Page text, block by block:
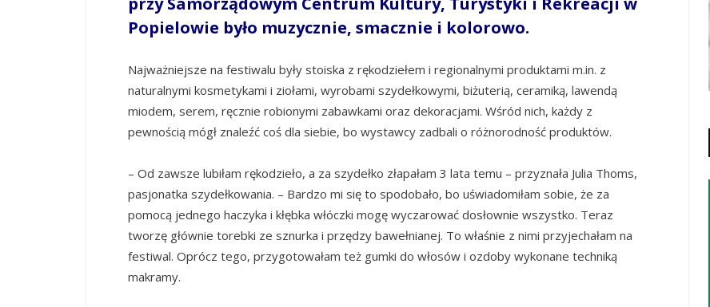
Popielowie było muzycznie, smacznie i kolorowo.
Najważniejsze na festiwalu były stoiska z rękodziełem i regionalnymi produktami m.in. z
naturalnymi kosmetykami i ziołami, wyrobami szydełkowymi, biżuterią, ceramiką, lawendą
miodem, serem, ręcznie robionymi zabawkami oraz dekoracjami. Wśród nich, każdy z
pewnością mógł znaleźć coś dla siebie, bo wystawcy zadbali o różnorodność produktów.
– Od zawsze lubiłam rękodzieło, a za szydełko złapałam 3 lata temu – przyznała Julia Thoms,
pasjonatka szydełkowania. – Bardzo mi się to spodobało, bo uświadomiłam sobie, że za
pomocą jednego haczyka i kłębka włóczki mogę wyczarować dosłownie wszystko. Teraz
tworzę głównie torebki ze sznurka i przędzy bawełnianej. To właśnie z nimi przyjechałam na
festiwal. Oprócz tego, przygotowałam też gumki do włosów i ozdoby wykonane techniką
makramy.